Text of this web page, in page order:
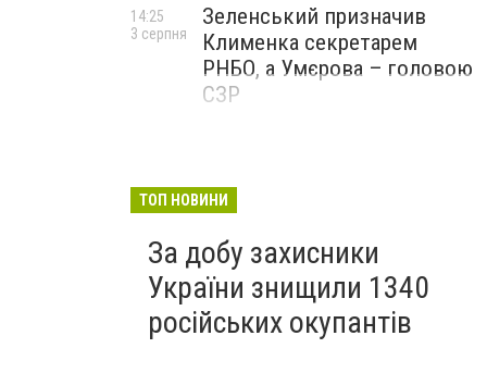
Зеленський призначив
Клименка секретарем
РНБО, а Умєрова – головою
СЗР
14:25
3 серпня
ТОП НОВИНИ
За добу захисники
України знищили 1340
російських окупантів